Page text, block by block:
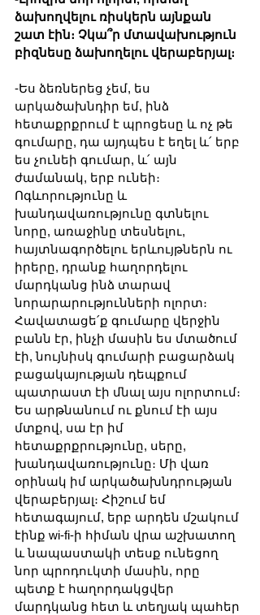
ձախողվելու ռիսկերն այնքան
շատ էին։ Չկա՞ր մտավախություն
բիզնեսը ձախողելու վերաբերյալ։
-Ես ձեռներեց չեմ, ես
արկածախնդիր եմ, ինձ
հետաքրքրում է պրոցեսը և ոչ թե
գումարը, դա այդպես է եղել և՛ երբ
ես չունեի գումար, և՛ այն
ժամանակ, երբ ունեի։
Ոգևորությունը և
խանդավառությունը գտնելու
նորը, առաջինը տեսնելու,
հայտնագործելու երևույթներն ու
իրերը, դրանք հաղորդելու
մարդկանց ինձ տարավ
նորարարությունների ոլորտ։
Հավատացե՛ք գումարը վերջին
բանն էր, ինչի մասին ես մտածում
էի, նույնիսկ գումարի բացարձակ
բացակայության դեպքում
պատրաստ էի մնալ այս ոլորտում։
Ես արթնանում ու քնում էի այս
մտքով, սա էր իմ
հետաքրքրությունը, սերը,
խանդավառությունը։ Մի վառ
օրինակ իմ արկածախնդրության
վերաբերյալ։ Հիշում եմ
հետագայում, երբ արդեն մշակում
էինք wi-fi-ի հիման վրա աշխատող
և նապաստակի տեսք ունեցող
նոր պրոդուկտի մասին, որը
պետք է հաղորդակցվեր
մարդկանց հետ և տեղյակ պահեր